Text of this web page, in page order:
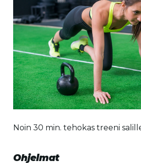
Noin 30 min. tehokas treeni
Ohjelmat